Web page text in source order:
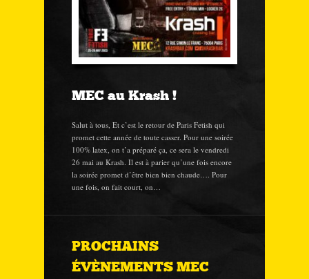
MEC au Krash !
Salut à tous, Et c’est le retour de Paris Fetish qui
promet cette année de toute casser. Pour une soirée
100% latex, on t’a préparé ça, ce sera le vendredi
26 mai au Krash. Il est à parier qu’une fois encore
la soirée promet d’être bien bien chaude…. Pour
une fois, on fait court, on…
PROCHAINS
ÉVÈNEMENTS MEC